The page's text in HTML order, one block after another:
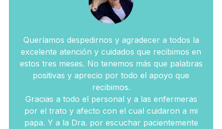
Queríamos despedirnos y agradecer a todos la
excelente atención y cuidados que recibimos en
estos tres meses. No tenemos más que palabras
positivas y aprecio por todo el apoyo que
recibimos.
Gracias a todo el personal y a las enfermeras
por el trato y afecto con el cual cuidaron a mi
papa. Y a la Dra. por escuchar pacientemente